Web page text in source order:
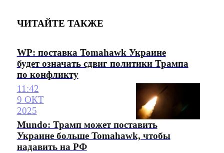
ЧИТАЙТЕ ТАКЖЕ
WP: поставка Tomahawk Украине
будет означать сдвиг политики Трампа
по конфликту
11:42
9 ОКТ
2025
Mundo: Трамп может поставить
Украине больше Tomahawk, чтобы
надавить на РФ